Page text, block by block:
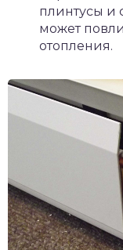
плинтусы и
может
отопления.